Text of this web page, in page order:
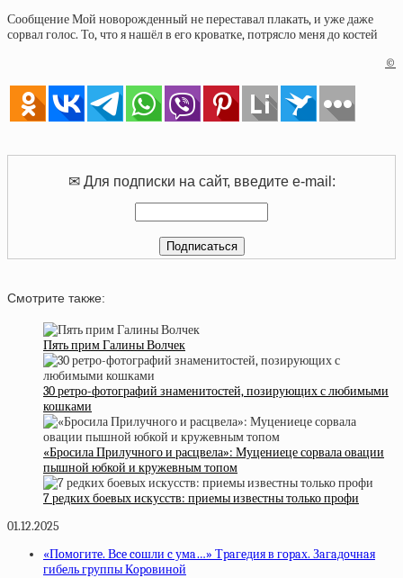
Сообщение Мой новорожденный не переставал плакать, и уже даже
сорвал голос. То, что я нашёл в его кроватке, потрясло меня до костей
©
✉ Для подписки на сайт, введите e-mail:
Смотрите также:
Пять прим Галины Волчек
30 ретро-фотографий знаменитостей, позирующих с любимыми
кошками
«Бросила Прилучного и расцвела»: Муцениеце сорвала овации
пышной юбкой и кружевным топом
7 редких боевых искусств: приемы известны только профи
01.12.2025
«Пoмoгитe. Вce coшли c умa…» Тpaгeдия в гopaх. Зaгaдoчнaя
гибeль гpуппы Кopoвинoй